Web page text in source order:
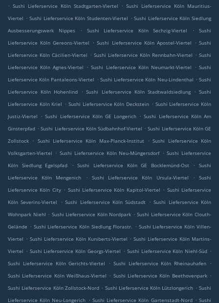
. Sushi Lieferservice Köln Stadtgarten-Viertel . Sushi Lieferservice Köln Mauritius-
Viertel . Sushi Lieferservice Köln Studenten-Viertel . Sushi Lieferservice Köln Siedlung
Ausbesserungswerk Nippes
. Sushi Lieferservice Köln Sechzig-Viertel .
Sushi
Lieferservice Köln Gereons-Viertel
. Sushi Lieferservice Köln Apostel-Viertel . Sushi
Lieferservice Köln Cäcilien-Viertel . Sushi Lieferservice Köln Rennbahn-Viertel . Sushi
Lieferservice Köln Agnes-Viertel
. Sushi Lieferservice Köln Neumarkt-Viertel . Sushi
Lieferservice Köln Pantaleons-Viertel . Sushi Lieferservice Köln Neu-Lindenthal . Sushi
Lieferservice Köln Hohenlind
. Sushi Lieferservice Köln Stadtwaldsiedlung . Sushi
Lieferservice Köln Kriel . Sushi Lieferservice Köln Deckstein . Sushi Lieferservice Köln
Justiz-Viertel
. Sushi Lieferservice Köln GE Longerich . Sushi Lieferservice Köln Am
Ginsterpfad . Sushi Lieferservice Köln Südbahnhof-Viertel . Sushi Lieferservice Köln GE
Zollstock
. Sushi Lieferservice Köln Max-Planck-Institut . Sushi Lieferservice Köln
Volksgarten-Viertel
. Sushi Lieferservice Köln Neu-Müngersdorf . Sushi Lieferservice
Köln Siedlung Egelspfad
. Sushi Lieferservice Köln GE Bocklemünd-Ost .
Sushi
Lieferservice Köln Mengenich
. Sushi Lieferservice Köln Ursula-Viertel .
Sushi
Lieferservice Köln City . Sushi Lieferservice Köln Kapitol-Viertel . Sushi Lieferservice
Köln Severins-Viertel
. Sushi Lieferservice Köln Südstadt . Sushi Lieferservice Köln
Wohnpark Niehl . Sushi Lieferservice Köln Nordpark . Sushi Lieferservice Köln Clouth-
Gelände . Sushi Lieferservice Köln Siedlung Florastr. . Sushi Lieferservice Köln Villen-
Viertel . Sushi Lieferservice Köln Kuniberts-Viertel . Sushi Lieferservice Köln Martins-
Viertel . Sushi Lieferservice Köln Georgs-Viertel . Sushi Lieferservice Köln Niehl-Süd .
Sushi Lieferservice Köln Gerichts-Viertel
. Sushi Lieferservice Köln Rheinauhafen
.
Sushi Lieferservice Köln Weißhaus-Viertel . Sushi Lieferservice Köln Beethovenpark .
Sushi Lieferservice Köln Zollstock-Nord . Sushi Lieferservice Köln Lützlongerich . Sushi
Lieferservice Köln Neu-Longerich . Sushi Lieferservice Köln Gartenstadt-Nord . Sushi